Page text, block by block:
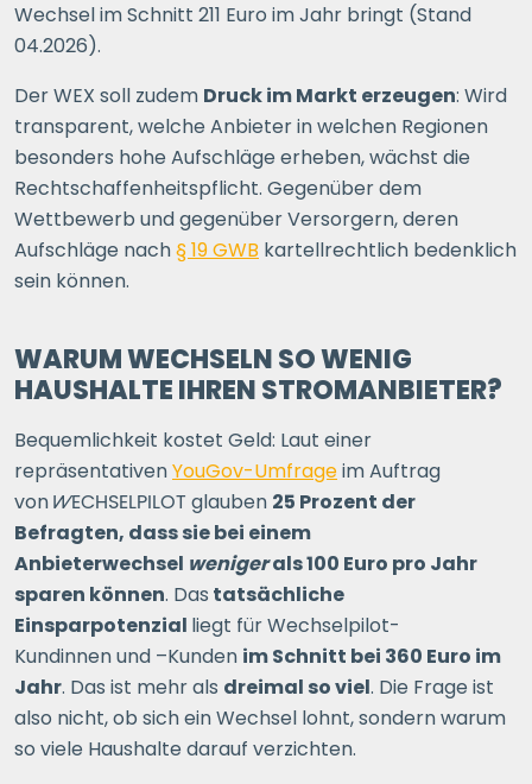
Wechsel im Schnitt 211 Euro im Jahr bringt (Stand
04.2026).
Der WEX soll zudem Druck im Markt erzeugen: Wird
transparent, welche Anbieter in welchen Regionen
besonders hohe Aufschläge erheben, wächst die
Rechtschaffenheitspflicht. Gegenüber dem
Wettbewerb und gegenüber Versorgern, deren
Aufschläge nach§ 19 GWB kartellrechtlich bedenklich
sein können.
WARUM WECHSELN SO WENIG
HAUSHALTE IHREN STROMANBIETER?
Bequemlichkeit kostet Geld: Laut einer
repräsentativenYouGov-Umfrageim Auftrag
vonWECHSELPILOT glauben 25 Prozent der
Befragten, dass sie bei einem
Anbieterwechsel wenigerals 100 Euro pro Jahr
sparen können. Das tatsächliche
Einsparpotenzial liegt für Wechselpilot-
Kundinnen und –Kunden im Schnitt bei 360 Euro im
Jahr. Das ist mehr als dreimal so viel. Die Frage ist
also nicht, ob sich ein Wechsel lohnt, sondern warum
so viele Haushalte darauf verzichten.